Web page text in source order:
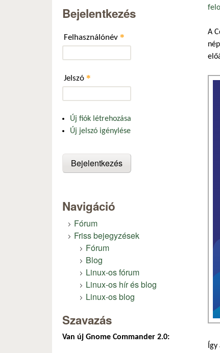
A
Bejelentkezés
Felhasználónév *
Jelszó *
Új fiók létrehozása
Új jelszó igénylése
Navigáció
Fórum
Friss bejegyzések
Fórum
Blog
Linux-os fórum
Linux-os hír és blog
Linux-os blog
Szavazás
Van új Gnome Commander 2.0: